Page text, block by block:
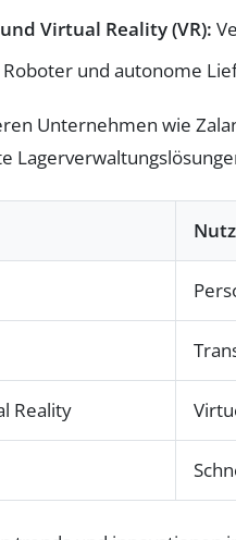
Virtual Reality (VR):
Roboter und autonome
Unternehmen wie
Reality